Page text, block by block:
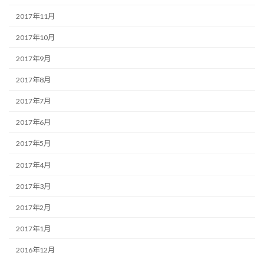
2017年11月
2017年10月
2017年9月
2017年8月
2017年7月
2017年6月
2017年5月
2017年4月
2017年3月
2017年2月
2017年1月
2016年12月